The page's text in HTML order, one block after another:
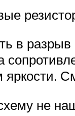
в
не